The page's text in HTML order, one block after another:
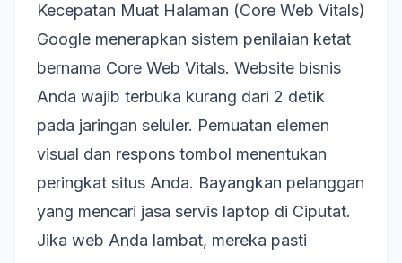
Kecepatan Muat Halaman (Core Web Vitals)
Google menerapkan sistem penilaian ketat
bernama Core Web Vitals. Website bisnis
Anda wajib terbuka kurang dari 2 detik
pada jaringan seluler. Pemuatan elemen
visual dan respons tombol menentukan
peringkat situs Anda. Bayangkan pelanggan
yang mencari jasa servis laptop di Ciputat.
Jika web Anda lambat, mereka pasti